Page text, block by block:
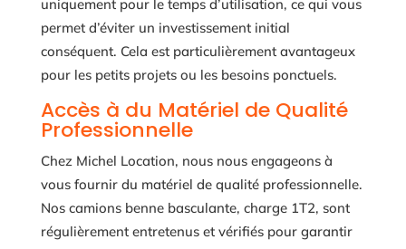
uniquement pour le temps d’utilisation, ce qui vous
permet d’éviter un investissement initial
conséquent. Cela est particulièrement avantageux
pour les petits projets ou les besoins ponctuels.
Accès à du Matériel de Qualité
Professionnelle
Chez Michel Location, nous nous engageons à
vous fournir du matériel de qualité professionnelle.
Nos camions benne basculante, charge 1T2, sont
régulièrement entretenus et vérifiés pour garantir